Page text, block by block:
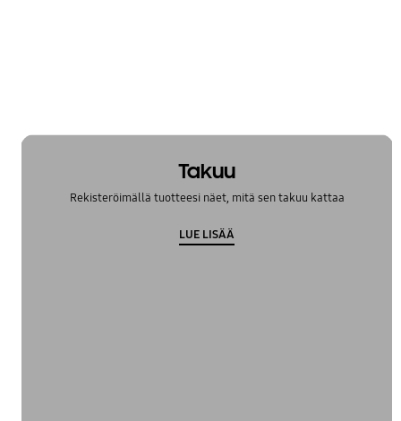
Takuu
Rekisteröimällä tuotteesi näet, mitä sen takuu kattaa
LUE LISÄÄ